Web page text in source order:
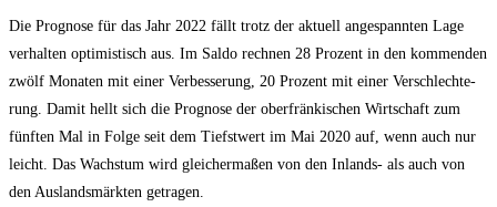
Die Pro­gno­se für das Jahr 2022 fällt trotz der aktu­ell ange­spann­ten Lage
ver­hal­ten opti­mis­tisch aus. Im Sal­do rech­nen 28 Pro­zent in den kom­men­den
zwölf Mona­ten mit einer Ver­bes­se­rung, 20 Pro­zent mit einer Ver­schlech­te­
rung. Damit hellt sich die Pro­gno­se der ober­frän­ki­schen Wirt­schaft zum
fünf­ten Mal in Fol­ge seit dem Tiefst­wert im Mai 2020 auf, wenn auch nur
leicht. Das Wachs­tum wird glei­cher­ma­ßen von den Inlands- als auch von
den Aus­lands­märk­ten getragen.